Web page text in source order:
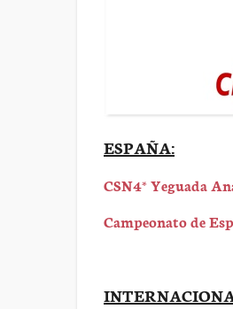
ESPAÑA:
CSN4* Yeguada
Campeonato de